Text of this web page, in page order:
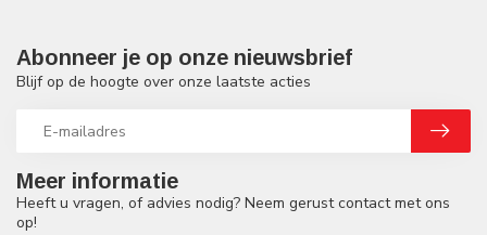
Meer informatie
Heeft u vragen, of advies nodig? Neem gerust contact met ons
op!
Abonneer je op onze nieuwsbrief
Blijf op de hoogte over onze laatste acties